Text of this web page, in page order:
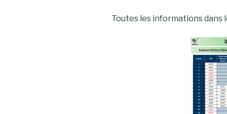
Toutes les informations dans